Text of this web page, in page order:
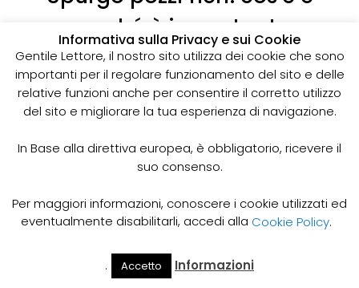
perché è importante
I pozzi neri sono delle strutture sotterranee utilizzate
per la raccolta delle acque reflue domestiche,
soprattutto in zone dove non è disponibile un
sistema di smaltimento delle acque fognarie. Lo
spurgo dei pozzi neri è un’operazione essenziale
e prevenire il rischio di allagamenti, cattivi odori e
infezioni.
Come funziona lo spurgo dei pozzi neri
Lo spurgo dei pozzi neri viene effettuato mediante
specifiche, in grado di aspirare e rimuovere le
acque reflue e i sedimenti accumulati all’interno del
Cerca Il Mio
Informativa sulla Privacy e sui Cookie
Gentile Lettore, il nostro sito utilizza dei cookie che sono
importanti per il regolare funzionamento del sito e delle
relative funzioni anche per consentire il corretto utilizzo
del sito e migliorare la tua esperienza di navigazione.
In Base alla direttiva europea, è obbligatorio, ricevere il
suo consenso.
Per maggiori informazioni, conoscere i cookie utilizzati ed
eventualmente disabilitarli, accedi alla Cookie Policy.
. Accetto Informazioni